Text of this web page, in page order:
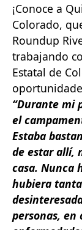
¡Conoce a
Colorado,
Roundup
trabajando
Estatal de
“Durante mi
el
Estaba
de estar allí,
casa. Nunca
hubiera
personas, en